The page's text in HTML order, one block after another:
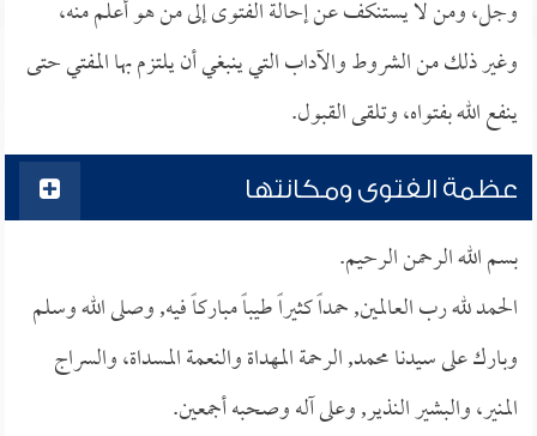
وجل، ومن لا يستنكف عن إحالة الفتوى إلى من هو أعلم منه،
وغير ذلك من الشروط والآداب التي ينبغي أن يلتزم بها المفتي حتى
ينفع الله بفتواه، وتلقى القبول.
عظمة الفتوى ومكانتها
بسم الله الرحمن الرحيم.
الحمد لله رب العالمين, حمداً كثيراً طيباً مباركاً فيه, وصلى الله وسلم
وبارك على سيدنا محمد, الرحمة المهداة والنعمة المسداة، والسراج
المنير، والبشير النذير, وعلى آله وصحبه أجمعين.